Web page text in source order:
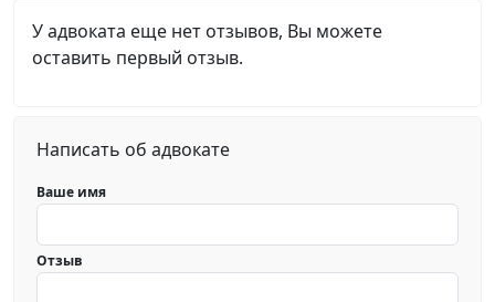
У адвоката еще нет отзывов, Вы можете
оставить первый отзыв.
Написать об адвокате
Ваше имя
Отзыв